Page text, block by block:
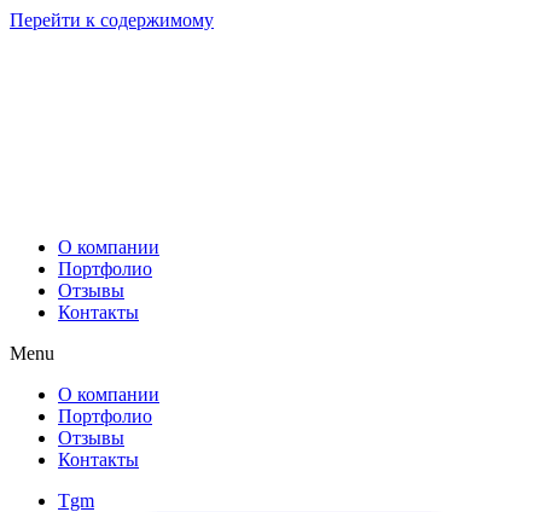
Перейти к содержимому
О компании
Портфолио
Отзывы
Контакты
Menu
О компании
Портфолио
Отзывы
Контакты
Tgm